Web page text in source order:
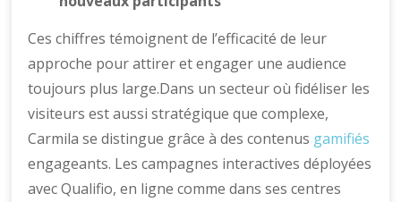
Ces chiffres témoignent de l’efficacité de leur
approche pour attirer et engager une audience
toujours plus large.Dans un secteur où fidéliser les
visiteurs est aussi stratégique que complexe,
Carmila se distingue grâce à des contenus gamifiés
engageants. Les campagnes interactives déployées
avec Qualifio, en ligne comme dans ses centres